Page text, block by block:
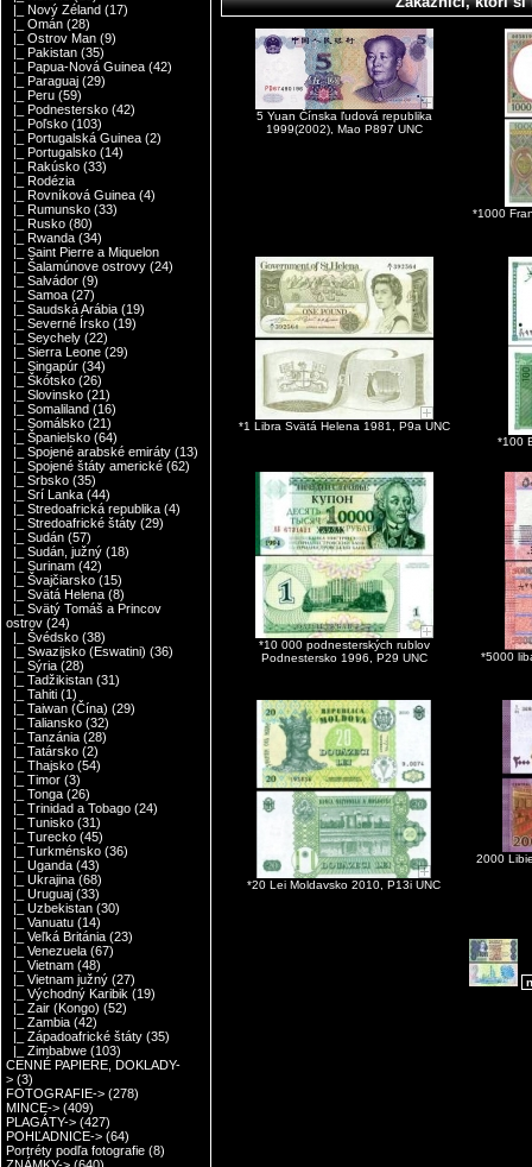
|_ Nový Zéland (17)
|_ Omán (28)
|_ Ostrov Man (9)
|_ Pakistan (35)
|_ Papua-Nová Guinea (42)
|_ Paraguaj (29)
|_ Peru (59)
|_ Podnestersko (42)
|_ Poľsko (103)
|_ Portugalská Guinea (2)
|_ Portugalsko (14)
|_ Rakúsko (33)
|_ Rodézia
|_ Rovníková Guinea (4)
|_ Rumunsko (33)
|_ Rusko (80)
|_ Rwanda (34)
|_ Saint Pierre a Miquelon
|_ Šalamúnove ostrovy (24)
|_ Salvádor (9)
|_ Samoa (27)
|_ Saudská Arábia (19)
|_ Severné Írsko (19)
|_ Seychely (22)
|_ Sierra Leone (29)
|_ Singapúr (34)
|_ Škótsko (26)
|_ Slovinsko (21)
|_ Somaliland (16)
|_ Somálsko (21)
|_ Španielsko (64)
|_ Spojené arabské emiráty (13)
|_ Spojené štáty americké (62)
|_ Srbsko (35)
|_ Srí Lanka (44)
|_ Stredoafrická republika (4)
|_ Stredoafrické štáty (29)
|_ Sudán (57)
|_ Sudán, južný (18)
|_ Surinam (42)
|_ Švajčiarsko (15)
|_ Svätá Helena (8)
|_ Svätý Tomáš a Princov
ostrov (24)
|_ Švédsko (38)
|_ Swazijsko (Eswatini) (36)
|_ Sýria (28)
|_ Tadžikistan (31)
|_ Tahiti (1)
|_ Taiwan (Čína) (29)
|_ Taliansko (32)
|_ Tanzánia (28)
|_ Tatársko (2)
|_ Thajsko (54)
|_ Timor (3)
|_ Tonga (26)
|_ Trinidad a Tobago (24)
|_ Tunisko (31)
|_ Turecko (45)
|_ Turkménsko (36)
|_ Uganda (43)
|_ Ukrajina (68)
|_ Uruguaj (33)
|_ Uzbekistan (30)
|_ Vanuatu (14)
|_ Veľká Británia (23)
|_ Venezuela (67)
|_ Vietnam (48)
|_ Vietnam južný (27)
|_ Východný Karibik (19)
|_ Zair (Kongo) (52)
|_ Zambia (42)
|_ Západoafrické štáty (35)
|_ Zimbabwe (103)
CENNÉ PAPIERE, DOKLADY-
> (3)
FOTOGRAFIE-> (278)
MINCE-> (409)
PLAGÁTY-> (427)
POHĽADNICE-> (64)
Portréty podľa fotografie (8)
5 Yuan Čínska ľudová republika
1999(2002), Mao P897 UNC
*1000
*1 Libra Svätá Helena 1981, P9a UNC
*100
*10 000 podnesterských rublov
Podnestersko 1996, P29 UNC
*5000
*20 Lei Moldavsko 2010, P13i UNC
2000